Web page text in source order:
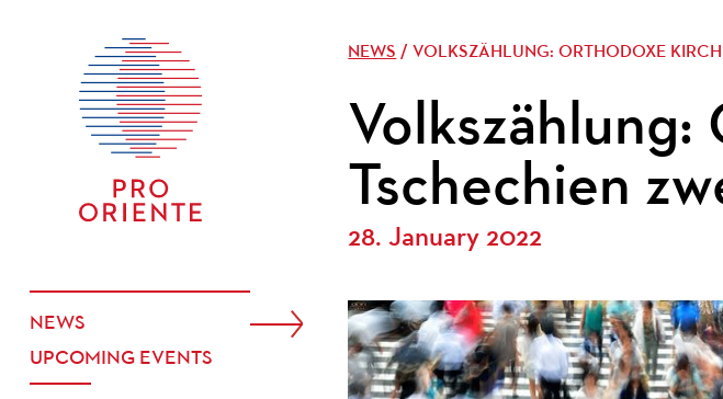
NEWS
UPCOMING EVENTS
NEWS / VOLKSZÄHLUNG: ORTHODOXE
Tschechien
28. January 2022